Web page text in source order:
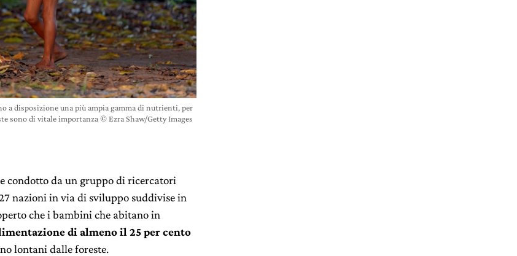
a disposizione una più ampia gamma di nutrienti, per
sono di vitale importanza © Ezra Shaw/Getty Images
e condotto da un gruppo di ricercatori
nazioni in via di sviluppo suddivise in
che i bambini che abitano in
di almeno il 25 per cento
lontani dalle foreste.